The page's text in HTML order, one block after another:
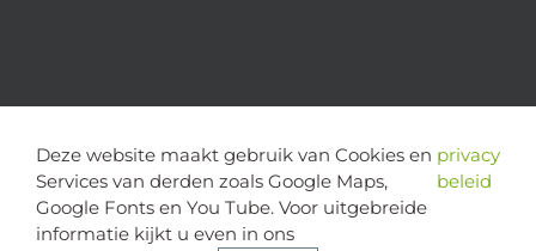
copyright 2024 | alle rechten voorbehouden - Stichting Cognitie
Deze website maakt gebruik van Cookies en
Services van derden zoals Google Maps,
Google Fonts en You Tube. Voor uitgebreide
informatie kijkt u even in ons
privacy
beleid